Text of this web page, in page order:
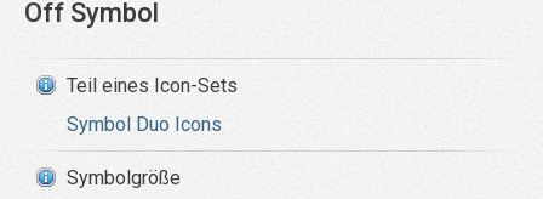
Off Symbol
Teil eines Icon-Sets
Symbol Duo Icons
Symbolgröße